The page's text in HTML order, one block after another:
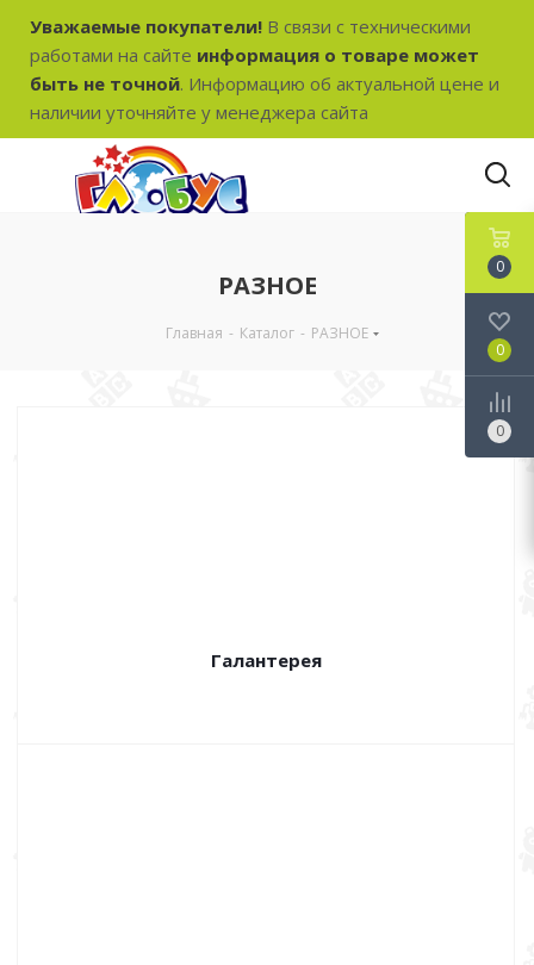
Уважаемые покупатели! В связи с техническими
работами на сайте информация о товаре может
быть не точной. Информацию об актуальной цене и
наличии уточняйте у менеджера сайта
РАЗНОЕ
Главная - Каталог - РАЗНОЕ
Галантерея
0
0
0